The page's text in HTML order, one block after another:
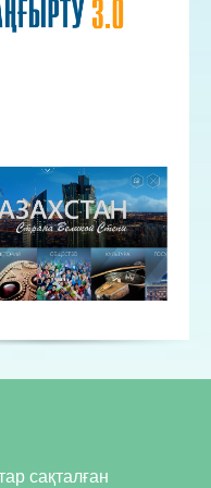
сақталған